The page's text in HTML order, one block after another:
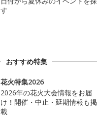
す
おすすめ特集
花火特集2026
2026年の花火大会情報をお届
け！開催・中止・延期情報も掲
載